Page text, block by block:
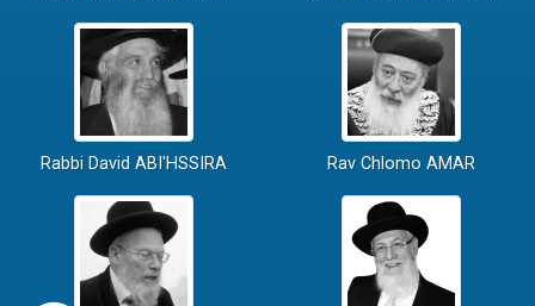
Rabbi David ABI'HSSIRA Rav Chlomo AMAR